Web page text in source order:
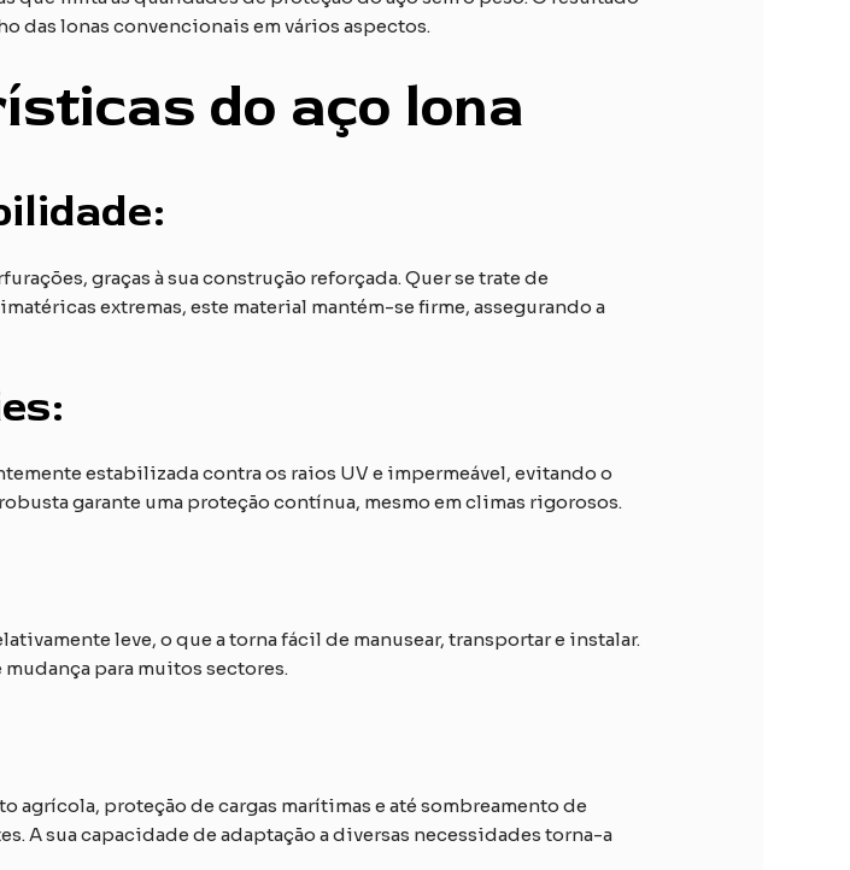
das lonas convencionais em vários aspectos.
do aço lona
graças à sua construção reforçada. Quer se trate de
extremas, este material mantém-se firme, assegurando a
estabilizada contra os raios UV e impermeável, evitando o
garante uma proteção contínua, mesmo em climas rigorosos.
leve, o que a torna fácil de manusear, transportar e instalar.
para muitos sectores.
agrícola, proteção de cargas marítimas e até sombreamento de
A sua capacidade de adaptação a diversas necessidades torna-a